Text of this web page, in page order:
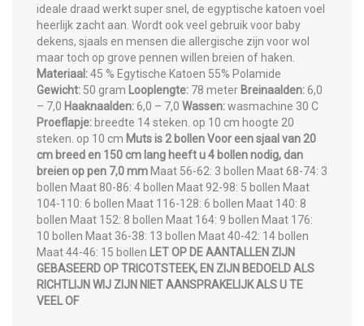
ideale draad werkt super snel, de egyptische katoen voel
heerlijk zacht aan. Wordt ook veel gebruik voor baby
dekens, sjaals en mensen die allergische zijn voor wol
maar toch op grove pennen willen breien of haken.
Materiaal:45 % Egytische Katoen 55% Polamide
Gewicht: 50 gram Looplengte: 78 meter Breinaalden:6,0
– 7,0 Haaknaalden:6,0 – 7,0 Wassen:wasmachine 30 C
Proeflapje: breedte 14 steken. op 10 cm hoogte 20
steken. op 10 cm Muts is 2 bollenVoor een sjaal van 20
cm breed en 150 cm lang heeft u 4 bollen nodig, dan
breien op pen 7,0 mm Maat 56-62: 3 bollen Maat 68-74: 3
bollen Maat 80-86: 4 bollen Maat 92-98: 5 bollen Maat
104-110: 6 bollen Maat 116-128: 6 bollen Maat 140: 8
bollen Maat 152: 8 bollen Maat 164: 9 bollen Maat 176:
10 bollen Maat 36-38: 13 bollen Maat 40-42: 14 bollen
Maat 44-46: 15 bollen LET OP DE AANTALLEN ZIJN
GEBASEERD OP TRICOTSTEEK, EN ZIJN BEDOELD ALS
RICHTLIJN WIJ ZIJN NIET AANSPRAKELIJK ALS U TE
VEEL OF